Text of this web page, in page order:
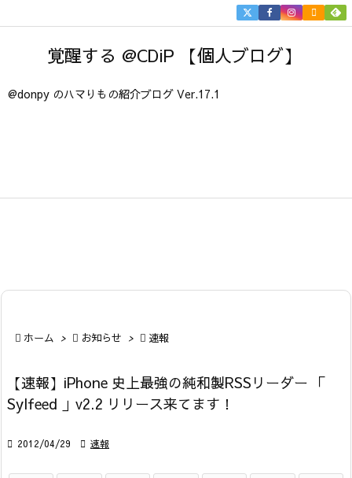
覚醒する @CDiP 【個人ブログ】
@donpy のハマりもの紹介ブログ Ver.17.1


 ホーム >  お知らせ >  速報
【速報】iPhone 史上最強の純和製RSSリーダー 「
Sylfeed 」v2.2 リリース来てます！
 2012/04/29  速報